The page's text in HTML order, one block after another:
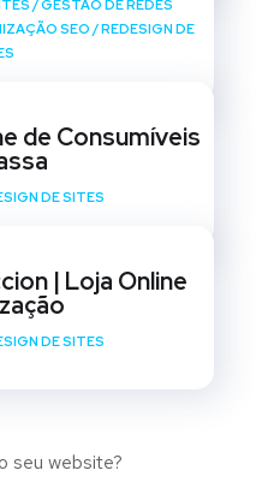
/GESTÃO DE REDES
SEO /REDESIGN DE
de Consumíveis
DE SITES
| Loja Online
DE SITES
seu website?